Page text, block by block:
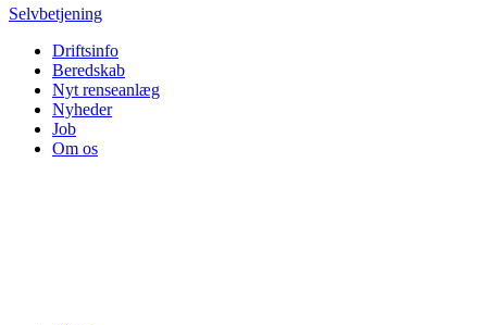
Selvbetjening
Driftsinfo
Beredskab
Nyt renseanlæg
Nyheder
Job
Om os